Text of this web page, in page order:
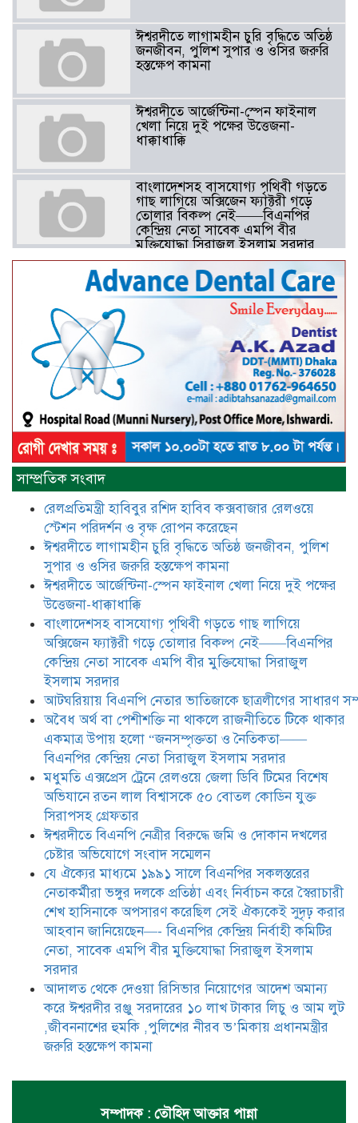
ঈশ্বরদীতে লাগামহীন চুরি বৃদ্ধিতে অতিষ্ঠ
জনজীবন, পুলিশ সুপার ও ওসির জরুরি
হস্তক্ষেপ কামনা ​
ঈশ্বরদীতে আর্জেন্টিনা-স্পেন ফাইনাল
খেলা নিয়ে দুই পক্ষের উত্তেজনা-
ধাক্কাধাক্কি
বাংলাদেশসহ বাসযোগ্য পৃথিবী গড়তে
গাছ লাগিয়ে অক্সিজেন ফ্যাক্টরী গড়ে
তোলার বিকল্প নেই——বিএনপির
কেন্দ্রিয় নেতা সাবেক এমপি বীর
মুক্তিযোদ্ধা সিরাজুল ইসলাম সরদার
আটঘরিয়ায় বিএনপি নেতার ভাতিজাকে ছাত্রলীগের সাধারণ
​​অবৈধ অর্থ বা পেশীশক্তি না থাকলে
রাজনীতিতে টিকে থাকার একমাত্র উপায়
হলো “জনসম্পৃক্ততা ও নৈতিকতা——
বিএনপির কেন্দ্রিয় নেতা সিরাজুল ইসলাম
সরদার
মধুমতি এক্সপ্রেস ট্রেনে রেলওয়ে জেলা
বিশ্বাসকে ৫০ বোতল কোডিন যুক্ত
সিরাপসহ গ্রেফতার
ঈশ্বরদীতে বিএনপি নেত্রীর বিরুদ্ধে জমি ও
দোকান দখলের চেষ্টার অভিযোগে সংবাদ
সম্মেলন
যে ঐক্যের মাধ্যমে ১৯৯১ সালে
বিএনপির সকলস্তরের নেতাকর্মীরা ভঙ্গুর
দলকে প্রতিষ্ঠা এবং নির্বাচন করে
স্বৈরাচারী শেখ হাসিনাকে অপসারণ
আহবান জানিয়েছেন—- বিএনপির কেন্দ্রিয় নির্বাহী কমিটির নেতা,
সাবেক এমপি বীর মুক্তিযোদ্ধা সিরাজুল ইসলাম সরদার
আদালত থেকে দেওয়া রিসিভার
নিয়োগের আদেশ অমান্য করে ঈশ্বরদীর
রঞ্জু সরদারের ১০ লাখ টাকার লিচু ও
আম লুট ,জীবননাশের হুমকি ,পুলিশের
নীরব ভ’মিকায় প্রধানমন্ত্রীর জরুরি
হস্তক্ষেপ কামনা
সাম্প্রতিক সংবাদ
রেলপ্রতিমন্ত্রী হাবিবুর রশিদ হাবিব কক্সবাজার রেলওয়ে
স্টেশন পরিদর্শন ও বৃক্ষ রোপন করেছেন
ঈশ্বরদীতে লাগামহীন চুরি বৃদ্ধিতে অতিষ্ঠ জনজীবন, পুলিশ
সুপার ও ওসির জরুরি হস্তক্ষেপ কামনা ​
ঈশ্বরদীতে আর্জেন্টিনা-স্পেন ফাইনাল খেলা নিয়ে দুই পক্ষের
উত্তেজনা-ধাক্কাধাক্কি
বাংলাদেশসহ বাসযোগ্য পৃথিবী গড়তে গাছ লাগিয়ে
অক্সিজেন ফ্যাক্টরী গড়ে তোলার বিকল্প নেই——বিএনপির
কেন্দ্রিয় নেতা সাবেক এমপি বীর মুক্তিযোদ্ধা সিরাজুল
ইসলাম সরদার
আটঘরিয়ায় বিএনপি নেতার ভাতিজাকে ছাত্রলীগের সাধারণ
​​অবৈধ অর্থ বা পেশীশক্তি না থাকলে রাজনীতিতে টিকে থাকার
একমাত্র উপায় হলো “জনসম্পৃক্ততা ও নৈতিকতা——
বিএনপির কেন্দ্রিয় নেতা সিরাজুল ইসলাম সরদার
মধুমতি এক্সপ্রেস ট্রেনে রেলওয়ে জেলা ডিবি টিমের বিশেষ
অভিযানে রতন লাল বিশ্বাসকে ৫০ বোতল কোডিন যুক্ত
সিরাপসহ গ্রেফতার
ঈশ্বরদীতে বিএনপি নেত্রীর বিরুদ্ধে জমি ও দোকান দখলের
চেষ্টার অভিযোগে সংবাদ সম্মেলন
যে ঐক্যের মাধ্যমে ১৯৯১ সালে বিএনপির সকলস্তরের
নেতাকর্মীরা ভঙ্গুর দলকে প্রতিষ্ঠা এবং নির্বাচন করে স্বৈরাচারী
শেখ হাসিনাকে অপসারণ করেছিল সেই ঐক্যকেই সুদৃঢ় করার
আহবান জানিয়েছেন—- বিএনপির কেন্দ্রিয় নির্বাহী কমিটির
নেতা, সাবেক এমপি বীর মুক্তিযোদ্ধা সিরাজুল ইসলাম
সরদার
আদালত থেকে দেওয়া রিসিভার নিয়োগের আদেশ অমান্য
করে ঈশ্বরদীর রঞ্জু সরদারের ১০ লাখ টাকার লিচু ও আম লুট
,জীবননাশের হুমকি ,পুলিশের নীরব ভ’মিকায় প্রধানমন্ত্রীর
জরুরি হস্তক্ষেপ কামনা
সম্পাদক : তৌহিদ আক্তার পান্না